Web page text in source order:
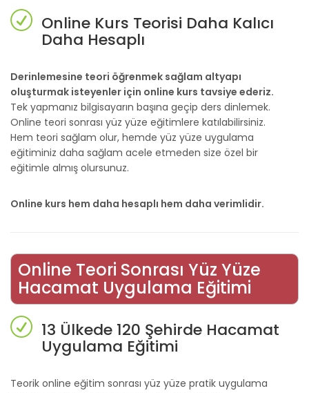
Online Kurs Teorisi Daha Kalıcı
Daha Hesaplı
Derinlemesine teori öğrenmek sağlam altyapı
oluşturmak isteyenler için online kurs tavsiye ederiz.
Tek yapmanız bilgisayarın başına geçip ders dinlemek.
Online teori sonrası yüz yüze eğitimlere katılabilirsiniz.
Hem teori sağlam olur, hemde yüz yüze uygulama
eğitiminiz daha sağlam acele etmeden size özel bir
eğitimle almış olursunuz.
Online kurs hem daha hesaplı hem daha verimlidir.
Online Teori Sonrası Yüz Yüze
Hacamat Uygulama Eğitimi
13 Ülkede 120 Şehirde Hacamat
Uygulama Eğitimi
Teorik online eğitim sonrası yüz yüze pratik uygulama